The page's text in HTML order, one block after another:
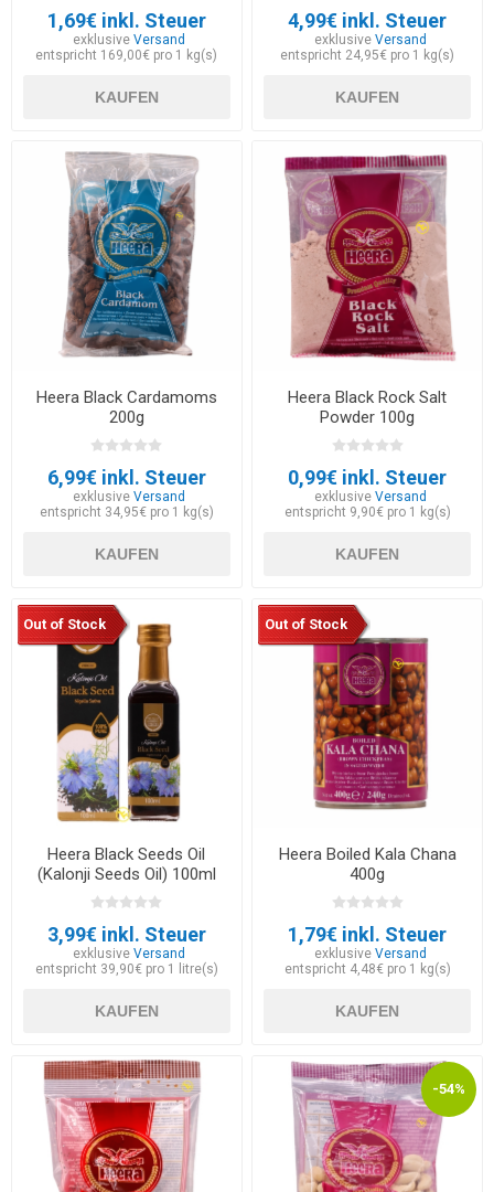
1,69€ inkl. Steuer
exklusiveVersand
entspricht 169,00€ pro 1 kg(s)
KAUFEN
4,99€ inkl. Steuer
exklusive Versand
entspricht 24,95€ pro 1 kg(s)
KAUFEN
Heera Black Cardamoms
200g
6,99€ inkl. Steuer
exklusiveVersand
entspricht 34,95€ pro 1 kg(s)
KAUFEN
Heera Black Rock Salt
Powder 100g
0,99€ inkl. Steuer
exklusive Versand
entspricht 9,90€ pro 1 kg(s)
KAUFEN
Out of Stock
Heera Black Seeds Oil
(Kalonji Seeds Oil) 100ml
3,99€ inkl. Steuer
exklusiveVersand
entspricht 39,90€ pro 1 litre(s)
KAUFEN
Out of Stock
Heera Boiled Kala Chana
400g
1,79€ inkl. Steuer
exklusive Versand
entspricht 4,48€ pro 1 kg(s)
KAUFEN
-54%